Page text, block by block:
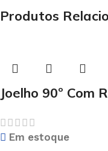
Produtos
Joelho 90º Com
Em estoque